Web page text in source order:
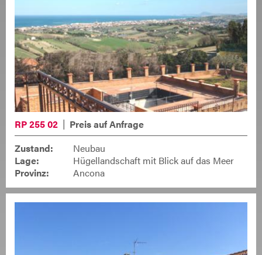
RP 255 02
Preis auf Anfrage
Zustand:
Neubau
Lage:
Hügellandschaft mit Blick auf das Meer
Provinz:
Ancona